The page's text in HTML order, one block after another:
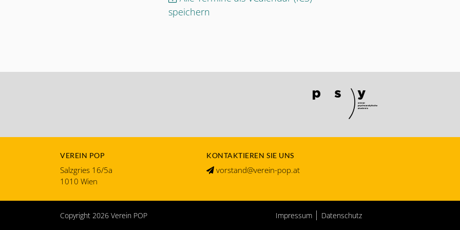
speichern
VEREIN POP
Salzgries 16/5a
1010 Wien
KONTAKTIEREN SIE UNS
vorstand@verein-pop.at
Copyright 2026 Verein POP Impressum Datenschutz